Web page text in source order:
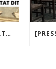
[TELEVISION] LIBERTÉ DE CULTE : « FRANÇAIS, NE VOUS LAISSEZ PAS CONFISQUER VOS LIBERTÉS ! »